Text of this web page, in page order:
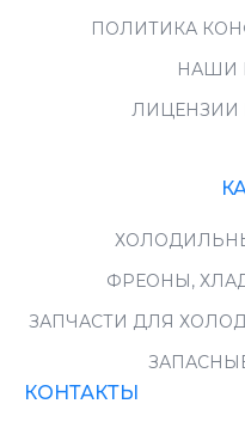
ПОЛИТИКА
НАШИ
ЛИЦЕНЗИИ
ФРЕОНЫ,
ЗАПЧАСТИ ДЛЯ
КОНТАКТЫ